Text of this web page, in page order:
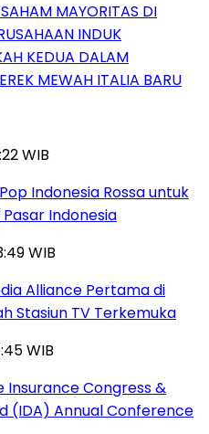
MAYORITAS DI
INDUK
KEDUA DALAM
MEWAH ITALIA BARU
WIB
Indonesia Rossa untuk
Indonesia
WIB
Alliance Pertama di
Stasiun TV Terkemuka
WIB
Insurance Congress &
(IDA) Annual Conference